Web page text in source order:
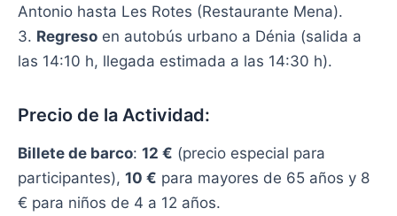
Antonio hasta Les Rotes (Restaurante Mena).
3. Regreso en autobús urbano a Dénia (salida a
las 14:10 h, llegada estimada a las 14:30 h).
Precio de la Actividad:
Billete de barco: 12 € (precio especial para
participantes), 10 € para mayores de 65 años y 8
€ para niños de 4 a 12 años.